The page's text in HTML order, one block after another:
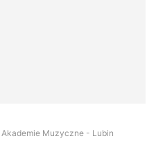
Muzyczne - Lubin